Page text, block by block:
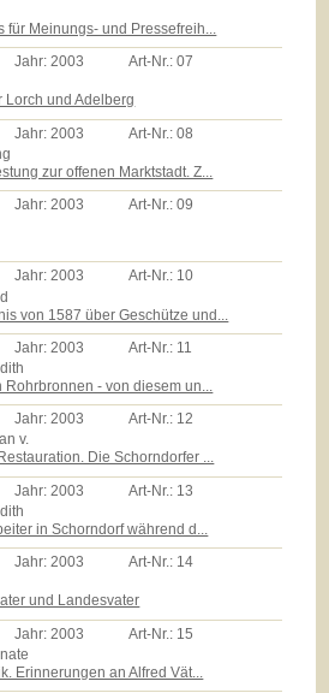
für Meinungs- und Pressefreih...
Jahr:2003 Art-Nr.:07
Lorch und Adelberg
Jahr: 2003 Art-Nr.:08
zur offenen Marktstadt. Z...
Jahr:2003 Art-Nr.:09
Jahr:2003 Art-Nr.: 10
von 1587 über Geschütze und...
Jahr:2003 Art-Nr.: 11
Rohrbronnen - von diesem un...
Jahr:2003 Art-Nr.: 12
v.
Die Schorndorfer ...
Jahr: 2003 Art-Nr.: 13
in Schorndorf während d...
Jahr:2003 Art-Nr.: 14
und Landesvater
Jahr: 2003 Art-Nr.: 15
Erinnerungen an Alfred Vät...